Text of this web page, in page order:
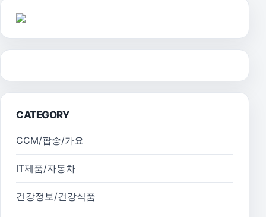
CATEGORY
CCM/팝송/가요
IT제품/자동차
건강정보/건강식품